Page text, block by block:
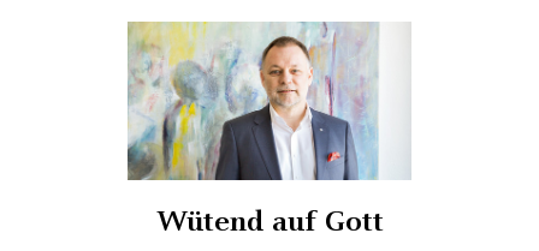
Wütend auf Gott